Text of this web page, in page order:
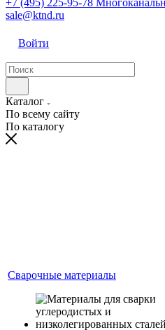
+7 (495) 225-95-78
sale@ktnd.ru
Войти
Каталог
По всему сайту
По каталогу
Сварочные материалы